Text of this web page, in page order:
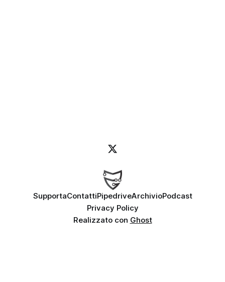
SupportaContattiPipedriveArchivioPodcast
Privacy Policy
Realizzato con Ghost